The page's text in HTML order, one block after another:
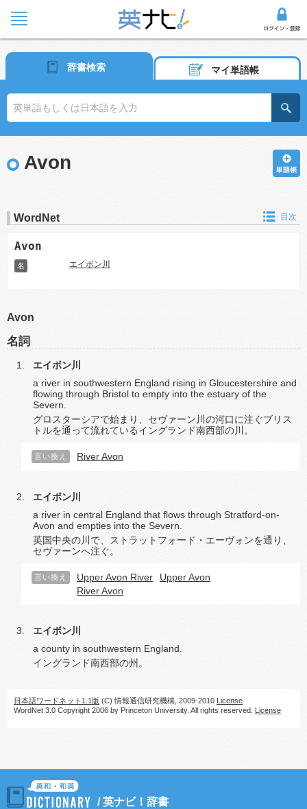
辞書検索 マイ単語帳
Avon
WordNet 目次
Avon
名 エイボン川
Avon
名詞
エイボン川
a river in southwestern England rising in Gloucestershire and
flowing through Bristol to empty into the estuary of the
Severn.
グロスターシアで始まり、セヴァーン川の河口に注ぐブリス
トルを通って流れているイングランド南西部の川。
言い換え River Avon
エイボン川
a river in central England that flows through Stratford-on-
Avon and empties into the Severn.
英国中央の川で、ストラットフォード・エーヴォンを通り、
セヴァーンへ注ぐ。
言い換え Upper Avon River
Upper Avon
River Avon
エイボン川
a county in southwestern England.
イングランド南西部の州。
日本語ワードネット1.1版 (C) 情報通信研究機構, 2009-2010 License
WordNet 3.0 Copyright 2006 by Princeton University. All rights reserved. License
/英ナビ！辞書